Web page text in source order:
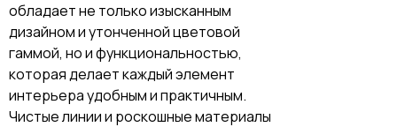
обладает не только изысканным
дизайном и утонченной цветовой
гаммой, но и функциональностью,
которая делает каждый элемент
интерьера удобным и практичным.
Чистые линии и роскошные материалы